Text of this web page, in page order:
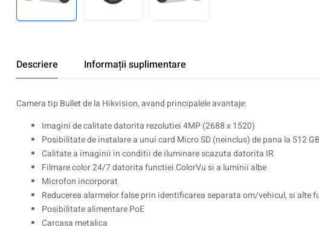
Descriere Informații suplimentare
Camera tip Bullet de la Hikvision, avand principalele avantaje:
Imagini de calitate datorita rezolutiei 4MP (2688 x 1520)
Posibilitate de instalare a unui card Micro SD (neinclus) de pana la 512 GB
Calitate a imaginii in conditii de iluminare scazuta datorita IR
Filmare color 24/7 datorita functiei ColorVu si a luminii albe
Microfon incorporat
Reducerea alarmelor false prin identificarea separata om/vehicul, si alte
Posibilitate alimentare PoE
Carcasa metalica